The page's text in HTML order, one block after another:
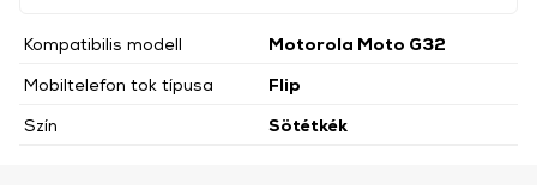
Kompatibilis modell
Motorola Moto G32
Mobiltelefon tok típusa
Flip
Szín
Sötétkék